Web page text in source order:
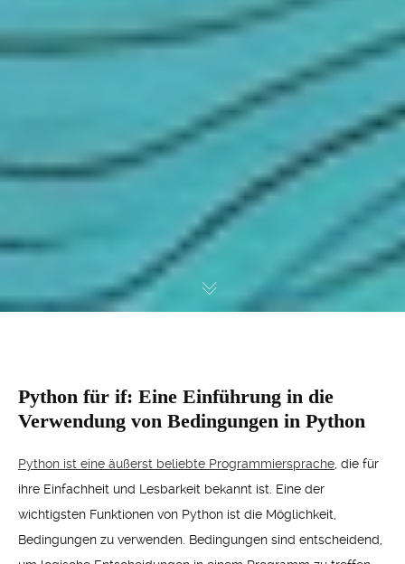
Python für if: Eine Einführung in die
Verwendung von Bedingungen in Python
Python ist eine äußerst beliebte Programmiersprache , die für
ihre Einfachheit und Lesbarkeit bekannt ist. Eine der
wichtigsten Funktionen von Python ist die Möglichkeit,
Bedingungen zu verwenden. Bedingungen sind entscheidend,